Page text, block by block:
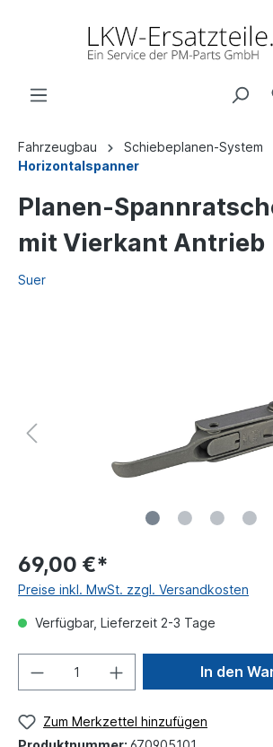
Fahrzeugbau
Schiebeplanen-System
Horizontalspanner
Planen-
mit Vierkant Antrieb
Suer
69,00 €*
Preise inkl. MwSt. zzgl. Versandkosten
Verfügbar, Lieferzeit 2-3 Tage
In den
Zum Merkzettel hinzufügen